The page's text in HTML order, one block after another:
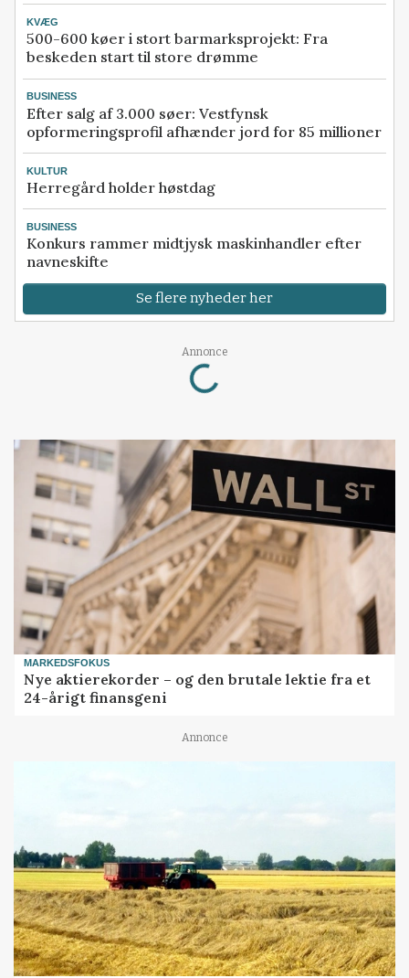
KVÆG
500-600 køer i stort barmarksprojekt: Fra
beskeden start til store drømme
BUSINESS
Efter salg af 3.000 søer: Vestfynsk
opformeringsprofil afhænder jord for 85 millioner
KULTUR
Herregård holder høstdag
BUSINESS
Konkurs rammer midtjysk maskinhandler efter
navneskifte
Se flere nyheder her
Annonce
Loading...
MARKEDSFOKUS
Nye aktierekorder – og den brutale lektie fra et
24-årigt finansgeni
Annonce